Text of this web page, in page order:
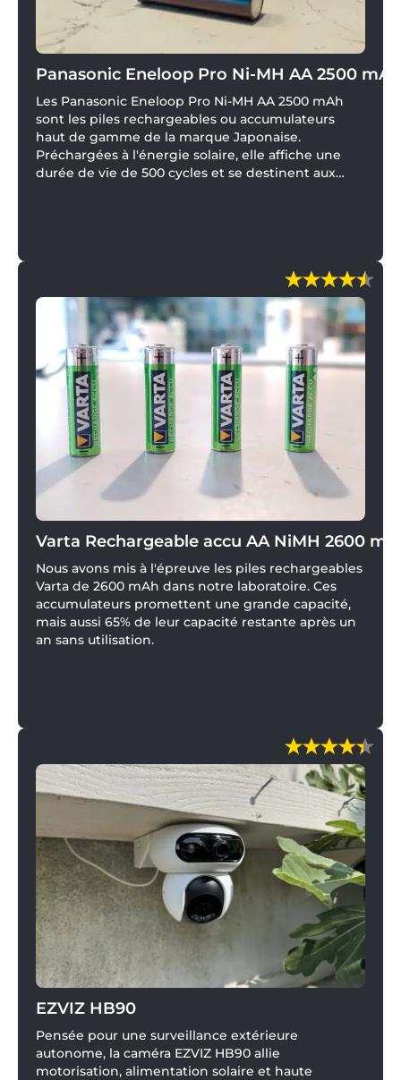
Panasonic Eneloop Pro Ni-MH AA 2500 mAh
Les Panasonic Eneloop Pro Ni-MH AA 2500 mAh
sont les piles rechargeables ou accumulateurs
haut de gamme de la marque Japonaise.
Préchargées à l'énergie solaire, elle affiche une
durée de vie de 500 cycles et se destinent aux
Varta Rechargeable accu AA NiMH 2600
Nous avons mis à l'épreuve les piles rechargeables
Varta de 2600 mAh dans notre laboratoire. Ces
accumulateurs promettent une grande capacité,
mais aussi 65% de leur capacité restante après un
an sans utilisation.
EZVIZ HB90
Pensée pour une surveillance extérieure
autonome, la caméra EZVIZ HB90 allie
motorisation, alimentation solaire et haute